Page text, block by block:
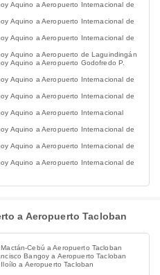
Aquino a Aeropuerto Internacional de
Aquino a Aeropuerto Internacional de
Aquino a Aeropuerto Internacional de
Aquino a Aeropuerto de Laguindingán
Aquino a Aeropuerto Godofredo P.
Aquino a Aeropuerto Internacional de
Aquino a Aeropuerto Internacional de
Aquino a Aeropuerto Internacional
Aquino a Aeropuerto Internacional de
Aquino a Aeropuerto Internacional de
Aquino a Aeropuerto Internacional de
a Aeropuerto Tacloban
Cebú a Aeropuerto Tacloban
Bangoy a Aeropuerto Tacloban
a Aeropuerto Tacloban